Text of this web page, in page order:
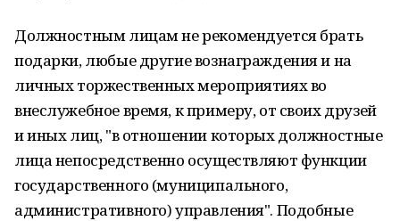
Должностным лицам не рекомендуется брать
подарки, любые другие вознаграждения и на
личных торжественных мероприятиях во
внеслужебное время, к примеру, от своих друзей
и иных лиц, "в отношении которых должностные
лица непосредственно осуществляют функции
государственного (муниципального,
административного) управления". Подобные